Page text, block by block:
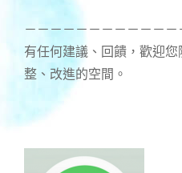
－－－－－－－－－－－－
有任何建議、回饋，歡迎
整、改進的空間。